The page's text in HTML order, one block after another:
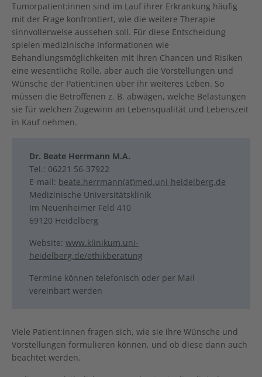
Tumorpatient:innen sind im Lauf ihrer Erkrankung häufig
mit der Frage konfrontiert, wie die weitere Therapie
sinnvollerweise aussehen soll. Für diese Entscheidung
spielen medizinische Informationen wie
Behandlungsmöglichkeiten mit ihren Chancen und Risiken
eine wesentliche Rolle, aber auch die Vorstellungen und
Wünsche der Patient:inen über ihr weiteres Leben. So
müssen die Betroffenen z. B. abwägen, welche Belastungen
sie für welchen Zugewinn an Lebensqualität und Lebenszeit
in Kauf nehmen.
Dr. Beate Herrmann M.A.
Tel.: 06221 56-37922
E-mail: beate.herrmann(at)med.uni-heidelberg.de
Medizinische Universitätsklinik
Im Neuenheimer Feld 410
69120 Heidelberg
Website: www.klinikum.uni-
heidelberg.de/ethikberatung
Termine können telefonisch oder per Mail
vereinbart werden
Viele Patient:innen fragen sich, wie sie ihre Wünsche und
Vorstellungen formulieren können, und ob diese dann auch
beachtet werden.